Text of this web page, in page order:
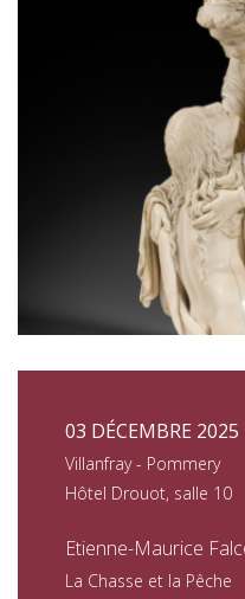
03 DÉCEMBRE 2025
Villanfray - Pommery
Hôtel Drouot, salle 10
Etienne-Maurice
La Chasse et la Pêche